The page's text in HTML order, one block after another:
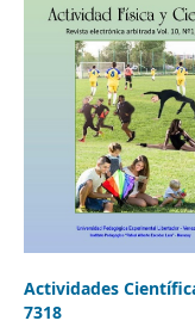
Actividades
7318